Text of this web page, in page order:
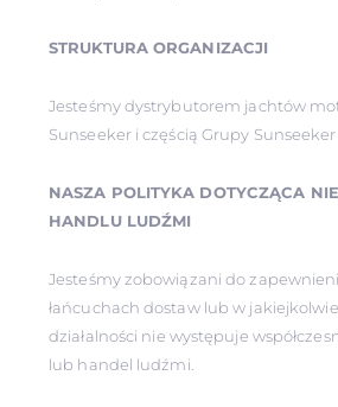
STRUKTURA ORGANIZACJI
Jesteśmy dystrybutorem jachtów
Sunseeker i częścią Grupy
NASZA POLITYKA DOTYCZĄCA
HANDLU LUDŹMI
Jesteśmy zobowiązani do
łańcuchach dostaw lub w
działalności nie występuje
lub handel ludźmi.